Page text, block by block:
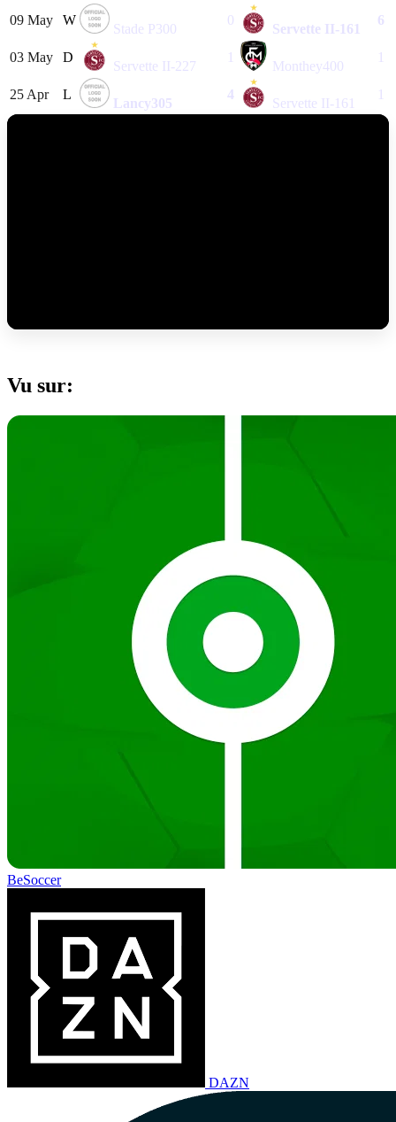
09 May W
Stade P 300
0
Servette II-161
6
03 May D
Servette II-227
1
Monthey400
1
25 Apr L
Lancy305
4
Servette II-161
1
Vu sur:
BeSoccer
DAZN